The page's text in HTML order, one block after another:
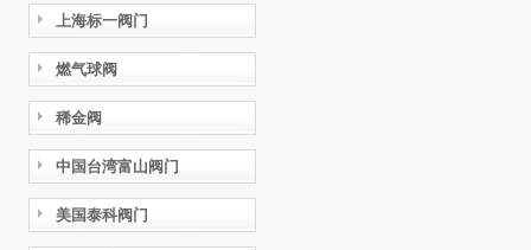
上海标一阀门
燃气球阀
稀金阀
中国台湾富山阀门
美国泰科阀门